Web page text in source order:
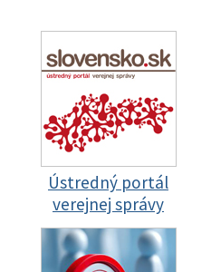
Ústredný portál
verejnej správy